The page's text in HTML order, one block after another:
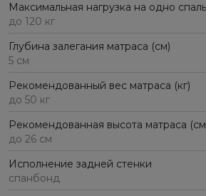
Максимальная нагрузка на одно
до 120 кг
Глубина залегания матраса (см)
5 см
Рекомендованный вес матраса (кг)
до 50 кг
Рекомендованная высота матраса
до 26 см
Исполнение задней стенки
спанбонд